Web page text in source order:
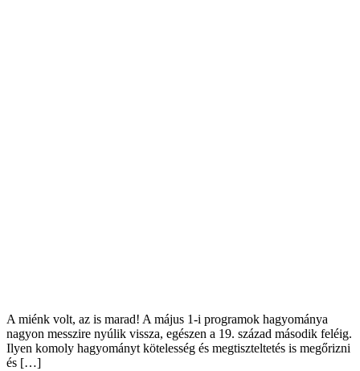
A miénk volt, az is marad! A május 1-i programok hagyománya
nagyon messzire nyúlik vissza, egészen a 19. század második feléig.
Ilyen komoly hagyományt kötelesség és megtiszteltetés is megőrizni
és […]